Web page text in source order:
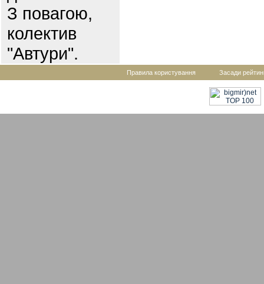
З повагою,
колектив
"Автури".
Правила користування Засади